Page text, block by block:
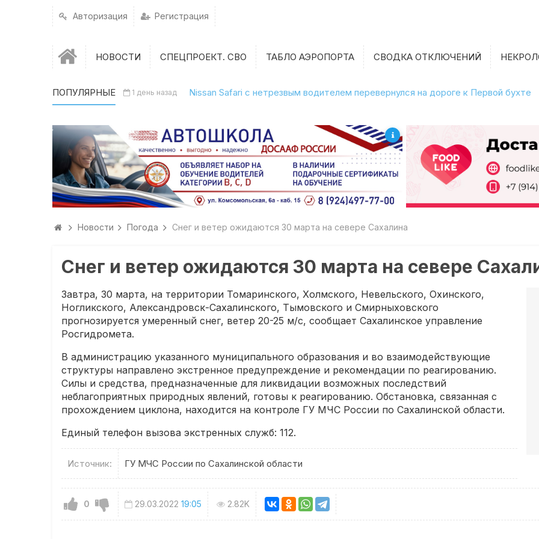
Авторизация Регистрация
НОВОСТИ СПЕЦПРОЕКТ. СВО ТАБЛО АЭРОПОРТА СВОДКА ОТКЛЮЧЕНИЙ
ПОПУЛЯРНЫЕ 1 день назад Nissan Safari с нетрезвым водителем перевернулся на дороге к Первой бухте
Новости Погода Снег и ветер ожидаются 30 марта на севере Сахалина
Снег и ветер ожидаются 30 марта на севере
Завтра, 30 марта, на территории Томаринского, Холмского, Невельского, Охинского,
Ногликского, Александровск-Сахалинского, Тымовского и Смирныховского
прогнозируется умеренный снег, ветер 20-25 м/с, сообщает Сахалинское управление
Росгидромета.
В администрацию указанного муниципального образования и во взаимодействующие
структуры направлено экстренное предупреждение и рекомендации по реагированию.
Силы и средства, предназначенные для ликвидации возможных последствий
неблагоприятных природных явлений, готовы к реагированию. Обстановка, связанная с
прохождением циклона, находится на контроле ГУ МЧС России по Сахалинской области.
Единый телефон вызова экстренных служб: 112.
Источник: ГУ МЧС России по Сахалинской области
0 29.03.2022 19:05 2.82K